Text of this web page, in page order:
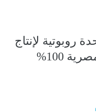
روبوتية لإنتاج
100%